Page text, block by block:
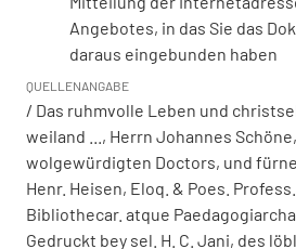
Angebotes, in das Sie das
daraus eingebunden haben
QUELLENANGABE
/ Das ruhmvolle Leben und
weiland ..., Herrn Johannes
wolgewürdigten Doctors, und
Henr. Heisen, Eloq. & Poes. Profess.
Bibliothecar. atque
Gedruckt bey sel. H. C. Jani, des